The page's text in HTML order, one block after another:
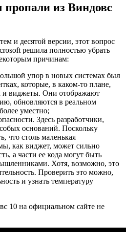
из Виндовс
и десятой версии, этот вопрос
решила полностью убрать
причинам:
упор в новых системах был
которые, в каком-то плане,
и виджеты. Они отображают
обновляются в реальном
уместно;
Здесь разработчики,
оснований. Поскольку
что столь маленькая
как виджет, может сильно
а части ее кода могут быть
Хотя, возможно, это
Проверить это можно,
и узнать температуру
10 на официальном сайте не